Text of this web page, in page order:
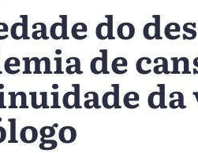
do
de
da